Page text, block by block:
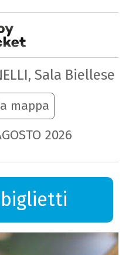
Sala Biellese
mappa
2026